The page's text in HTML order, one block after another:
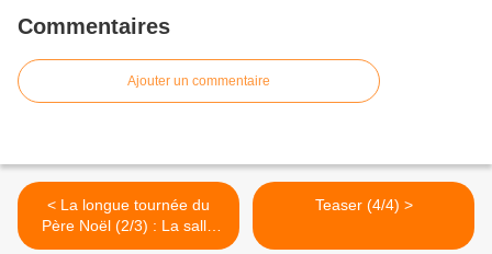
Commentaires
Ajouter un commentaire
< La longue tournée du
Père Noël (2/3) : La salle
d'Animation se dote de
Teaser (4/4) >